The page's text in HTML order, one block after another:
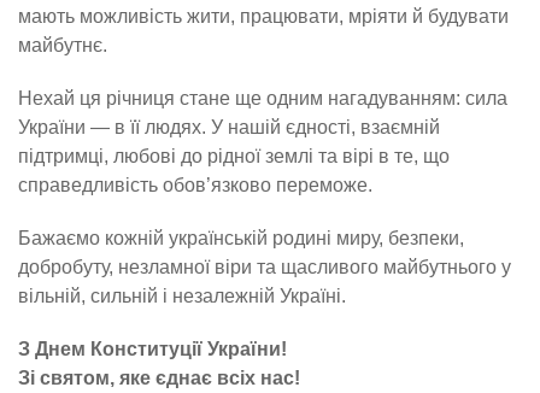
мають можливість жити, працювати, мріяти й будувати
майбутнє.
Нехай ця річниця стане ще одним нагадуванням: сила
України — в її людях. У нашій єдності, взаємній
підтримці, любові до рідної землі та вірі в те, що
справедливість обов’язково переможе.
Бажаємо кожній українській родині миру, безпеки,
добробуту, незламної віри та щасливого майбутнього у
вільній, сильній і незалежній Україні.
З Днем Конституції України!
Зі святом, яке єднає всіх нас!